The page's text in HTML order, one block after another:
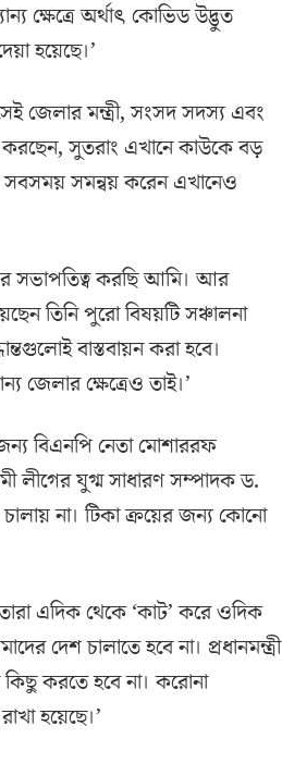
ক্ষেত্রে অর্থাৎ কোভিড উদ্ভুত
হয়েছে।’
জেলার মন্ত্রী, সংসদ সদস্য এবং
করছেন, সুতরাং এখানে কাউকে বড়
সবসময় সমন্বয় করেন এখানেও
সভাপতিত্ব করছি আমি। আর
তিনি পুরো বিষয়টি সঞ্চালনা
বাস্তবায়ন করা হবে।
জেলার ক্ষেত্রেও তাই।’
বিএনপি নেতা মোশাররফ
লীগের যুগ্ম সাধারণ সম্পাদক ড.
না। টিকা ক্রয়ের জন্য কোনো
এদিক থেকে ‘কাট’ করে ওদিক
দেশ চালাতে হবে না। প্রধানমন্ত্রী
করতে হবে না। করোনা
হয়েছে।’